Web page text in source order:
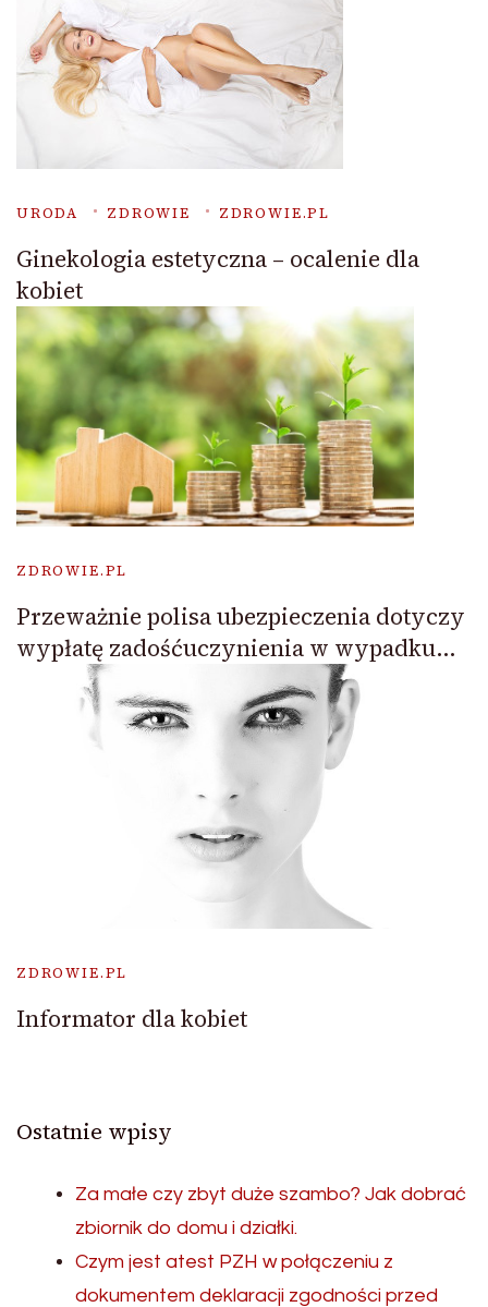
URODA ZDROWIE ZDROWIE.PL
Ginekologia estetyczna – ocalenie dla
kobiet
ZDROWIE.PL
Przeważnie polisa ubezpieczenia dotyczy
wypłatę zadośćuczynienia w wypadku…
ZDROWIE.PL
Informator dla kobiet
Ostatnie wpisy
Za małe czy zbyt duże szambo? Jak dobrać
zbiornik do domu i działki.
Czym jest atest PZH w połączeniu z
dokumentem deklaracji zgodności przed